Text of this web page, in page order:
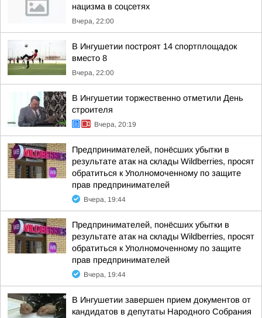
нацизма в соцсетях
Вчера, 22:00
В Ингушетии построят 14 спортплощадок
вместо 8
Вчера, 22:00
В Ингушетии торжественно отметили День
строителя
Вчера, 20:19
Предпринимателей, понёсших убытки в
результате атак на склады Wildberries, просят
обратиться к Уполномоченному по защите
прав предпринимателей
Вчера, 19:44
Предпринимателей, понёсших убытки в
результате атак на склады Wildberries, просят
обратиться к Уполномоченному по защите
прав предпринимателей
Вчера, 19:44
В Ингушетии завершен прием документов от
кандидатов в депутаты Народного Собрания